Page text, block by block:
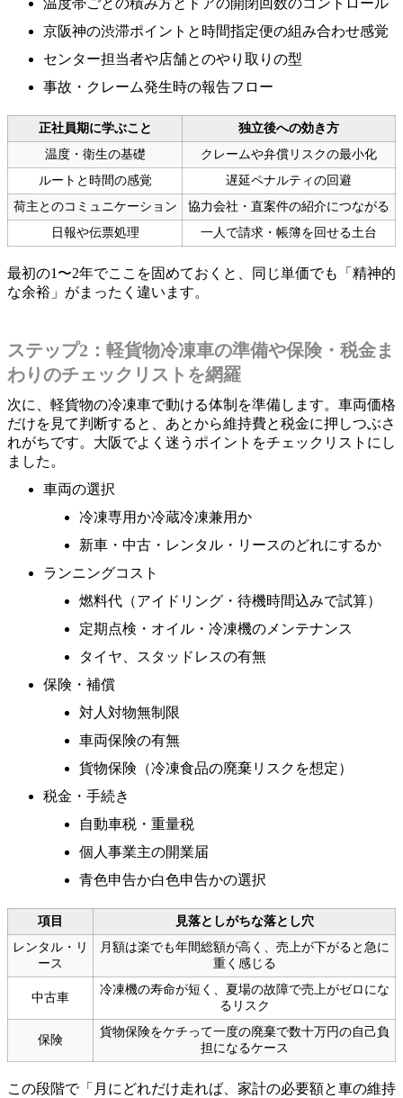
京阪神の渋滞ポイントと時間指定便の組み合わせ感覚
センター担当者や店舗とのやり取りの型
事故・クレーム発生時の報告フロー
正社員期に学ぶこと
独立後への効き方
温度・衛生の基礎
クレームや弁償リスクの最小化
ルートと時間の感覚
遅延ペナルティの回避
荷主とのコミュニケーション
協力会社・直案件の紹介につながる
日報や伝票処理
一人で請求・帳簿を回せる土台
最初の1〜2年でここを固めておくと、同じ単価でも「精神的
な余裕」がまったく違います。
ステップ2：軽貨物冷凍車の準備や保険・税金ま
わりのチェックリストを網羅
次に、軽貨物の冷凍車で動ける体制を準備します。車両価格
だけを見て判断すると、あとから維持費と税金に押しつぶさ
れがちです。大阪でよく迷うポイントをチェックリストにし
ました。
車両の選択
冷凍専用か冷蔵冷凍兼用か
新車・中古・レンタル・リースのどれにするか
ランニングコスト
燃料代（アイドリング・待機時間込みで試算）
定期点検・オイル・冷凍機のメンテナンス
タイヤ、スタッドレスの有無
保険・補償
対人対物無制限
車両保険の有無
貨物保険（冷凍食品の廃棄リスクを想定）
税金・手続き
自動車税・重量税
個人事業主の開業届
青色申告か白色申告かの選択
項目
見落としがちな落とし穴
レンタル・リ
ース
月額は楽でも年間総額が高く、売上が下がると急に
重く感じる
中古車
冷凍機の寿命が短く、夏場の故障で売上がゼロにな
るリスク
保険
貨物保険をケチって一度の廃棄で数十万円の自己負
担になるケース
この段階で「月にどれだけ走れば、家計の必要額と車の維持